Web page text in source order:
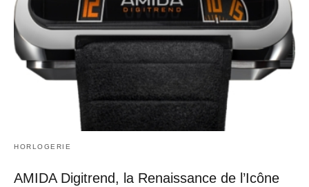
HORLOGERIE
AMIDA Digitrend, la Renaissance de l’Icône